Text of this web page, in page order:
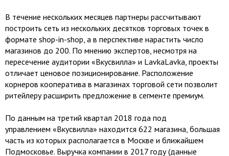
В течение нескольких месяцев партнеры рассчитывают
построить сеть из нескольких десятков торговых точек в
формате shop-in-shop, а в перспективе нарастить число
магазинов до 200. По мнению экспертов, несмотря на
пересечение аудитории «Вкусвилла» и LavkaLavka, проекты
отличает ценовое позиционирование. Расположение
корнеров кооператива в магазинах торговой сети позволит
ритейлеру расширить предложение в сегменте премиум.
По данным на третий квартал 2018 года под
управлением «Вкусвилла» находится 622 магазина, большая
часть из которых располагается в Москве и ближайшем
Подмосковье. Выручка компании в 2017 году (данные